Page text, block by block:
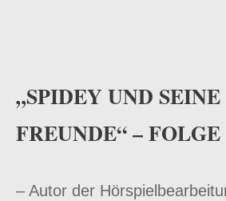
„SPIDEY UND SEINE
FREUNDE“ – FOLGE
– Autor der